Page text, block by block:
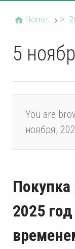
Home >
5
You are
ноября,
2025